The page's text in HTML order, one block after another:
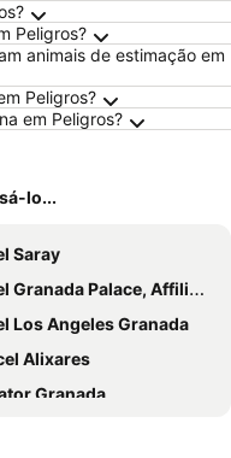
Peligros?
animais de estimação em
Peligros?
em Peligros?
lo...
Saray
Palace, Affiliated by Meliá
Los Angeles Granada
Alixares
Granada